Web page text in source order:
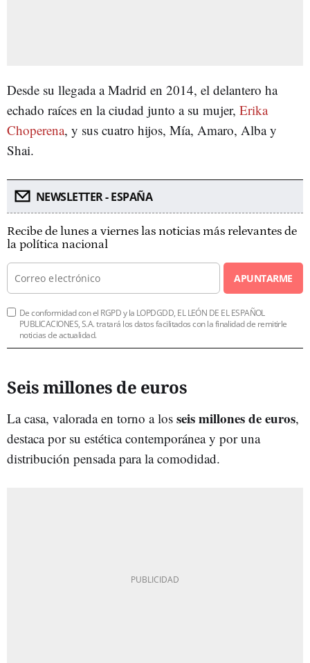
Desde su llegada a Madrid en 2014, el delantero ha
echado raíces en la ciudad junto a su mujer, Erika
Choperena, y sus cuatro hijos, Mía, Amaro, Alba y
Shai.
NEWSLETTER - ESPAÑA
Recibe de lunes a viernes las noticias más relevantes de
la política nacional
APUNTARME
De conformidad con el RGPD y la LOPDGDD, EL LEÓN DE EL ESPAÑOL
PUBLICACIONES, S.A. tratará los datos facilitados con la finalidad de remitirle
noticias de actualidad.
Seis millones de euros
La casa, valorada en torno a los seis millones de euros,
destaca por su estética contemporánea y por una
distribución pensada para la comodidad.